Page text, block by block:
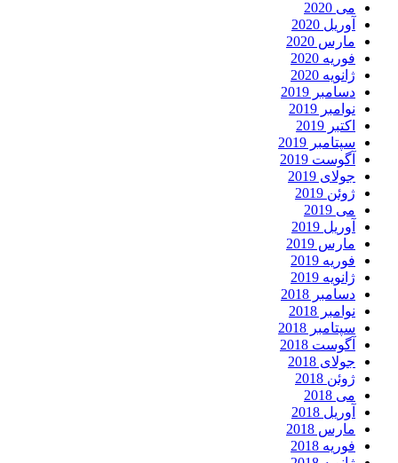
2020
2020
2020
2020
2019
2019
2019
2019
2019
2019
2019
2019
2019
2019
2019
2018
2018
2018
2018
2018
2018
2018
2018
2018